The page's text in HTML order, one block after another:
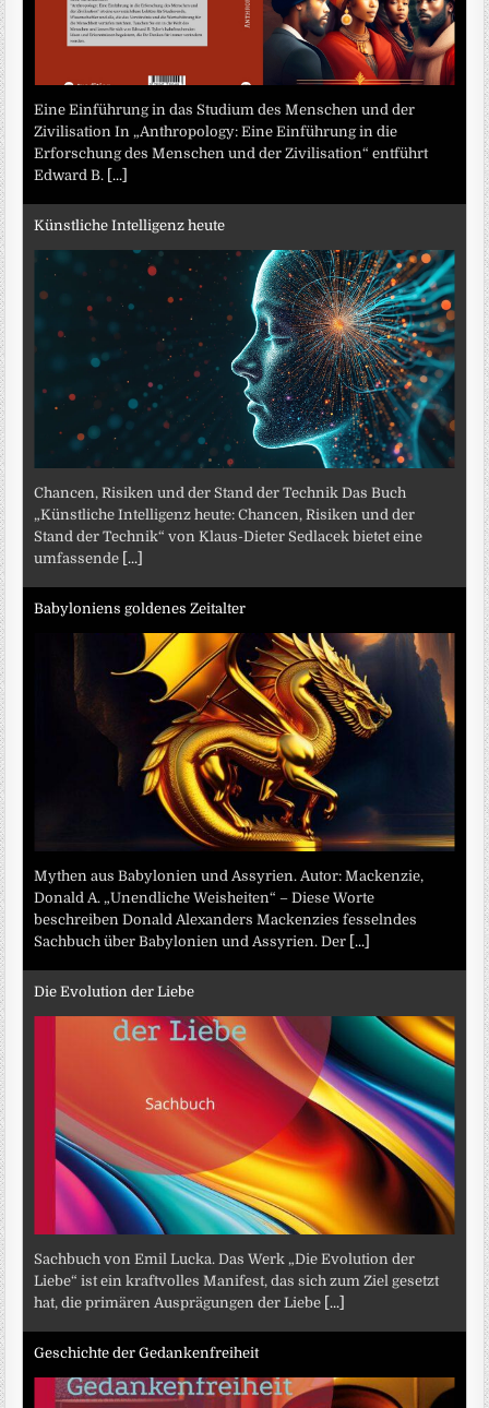
Eine Einführung in das Studium des Menschen und der
Zivilisation In „Anthropology: Eine Einführung in die
Erforschung des Menschen und der Zivilisation“ entführt
Edward B. [...]
Künstliche Intelligenz heute
Chancen, Risiken und der Stand der Technik Das Buch
„Künstliche Intelligenz heute: Chancen, Risiken und der
Stand der Technik“ von Klaus-Dieter Sedlacek bietet eine
umfassende [...]
Babyloniens goldenes Zeitalter
Mythen aus Babylonien und Assyrien. Autor: Mackenzie,
Donald A. „Unendliche Weisheiten“ – Diese Worte
beschreiben Donald Alexanders Mackenzies fesselndes
Sachbuch über Babylonien und Assyrien. Der [...]
Die Evolution der Liebe
Sachbuch von Emil Lucka. Das Werk „Die Evolution der
Liebe“ ist ein kraftvolles Manifest, das sich zum Ziel gesetzt
hat, die primären Ausprägungen der Liebe [...]
Geschichte der Gedankenfreiheit